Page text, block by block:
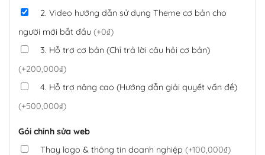
2. Video hướng dẫn sử dụng Theme cơ bản cho
người mới bắt đầu (+0₫)
3. Hỗ trợ cơ bản (Chỉ trả lời câu hỏi cơ bản)
(+200,000₫)
4. Hỗ trợ nâng cao (Hướng dẫn giải quyết vấn đề)
(+500,000₫)
Gói chỉnh sửa web
Thay logo & thông tin doanh nghiệp (+100,000₫)